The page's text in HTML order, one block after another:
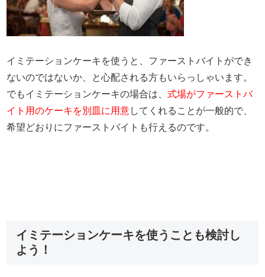
イミテーションケーキを使うと、ファーストバイトができ
ないのではないか、と心配される方もいらっしゃいます。
でもイミテーションケーキの場合は、式場がファーストバ
イト用のケーキを別皿に用意してくれることが一般的で、
希望どおりにファーストバイトも行えるのです。
イミテーションケーキを使うことも検討し
よう！